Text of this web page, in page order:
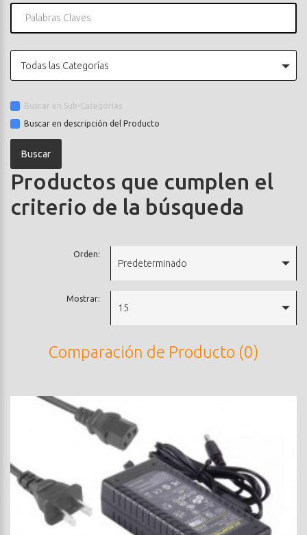
Todas las Categorías
Buscar en Sub-Categorías
Buscar en descripción del Producto
Productos que cumplen el
criterio de la búsqueda
Orden:
Predeterminado
Mostrar:
15
Comparación de Producto (0)